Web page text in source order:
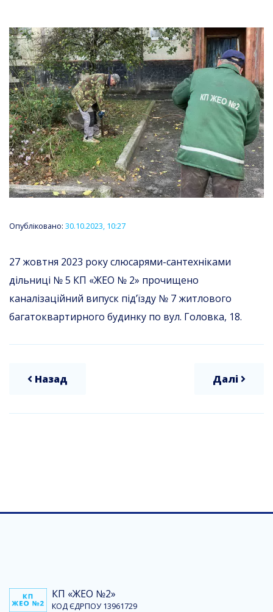
Опубліковано: 30.10.2023, 10:27
27 жовтня 2023 року слюсарями-сантехніками
дільниці № 5 КП «ЖЕО № 2» прочищено
каналізаційний випуск під’їзду № 7 житлового
багатоквартирного будинку по вул. Головка, 18.
Назад Далі
КП «ЖЕО №2»
КОД ЄДРПОУ 13961729